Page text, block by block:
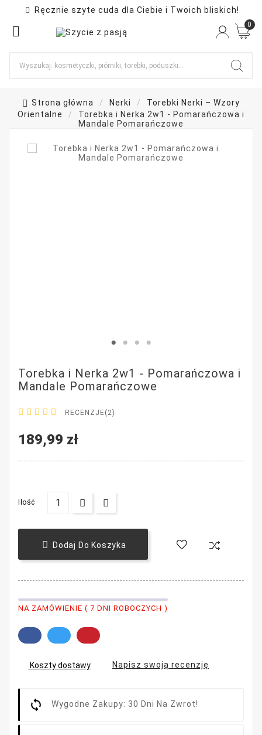
 Ręcznie szyte cuda dla Ciebie i Twoich bliskich!
 0
Strona główna Nerki
Torebki Nerki – Wzory
Orientalne
Torebka i Nerka 2w1 - Pomarańczowa i
Mandale Pomarańczowe
Torebka i Nerka 2w1 - Pomarańczowa i
Mandale Pomarańczowe
     RECENZJE(2)
189,99 zł
Ilość
 Dodaj Do Koszyka
NA ZAMÓWIENIE ( 7 DNI ROBOCZYCH )
Koszty dostawy Napisz swoją recenzję
Wygodne Zakupy: 30 Dni Na Zwrot!